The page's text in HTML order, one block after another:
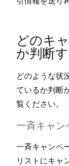
どのキ⁠
か判断
どのような状
ているか判断
覧ください⁠。
一斉キ⁠ャン
一斉キ⁠ャンペ⁠
リストにキ⁠ャ